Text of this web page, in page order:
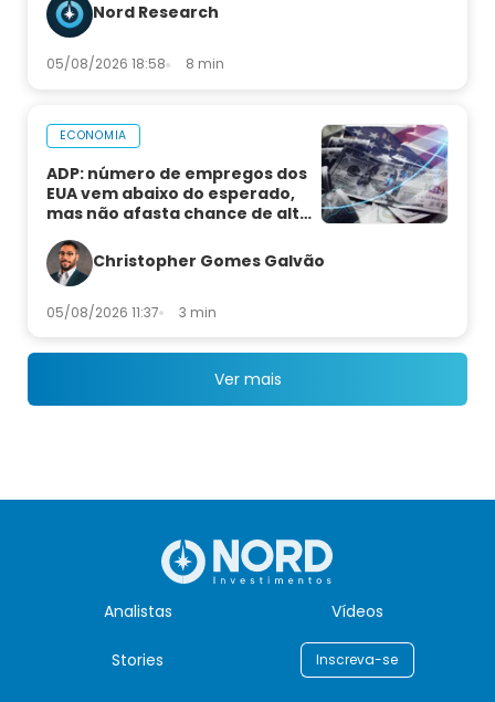
Nord Research
05/08/2026 18:58 8 min
ECONOMIA
ADP: número de empregos dos
EUA vem abaixo do esperado,
mas não afasta chance de alta
Christopher Gomes Galvão
05/08/2026 11:37 3 min
Ver mais
Analistas Vídeos
Stories Inscreva-se